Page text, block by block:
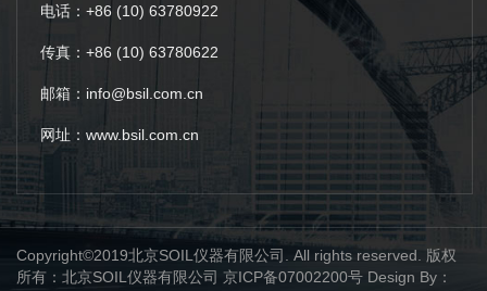
电话：+86 (10) 63780922
传真：+86 (10) 63780622
邮箱：info@bsil.com.cn
网址：www.bsil.com.cn
Copyright©2019北京SOIL仪器有限公司. All rights reserved. 版权
所有：北京SOIL仪器有限公司 京ICP备07002200号 Design By：